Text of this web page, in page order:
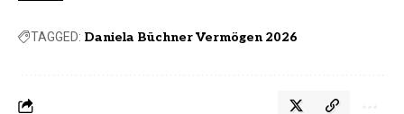
TAGGED: Daniela Büchner Vermögen 2026